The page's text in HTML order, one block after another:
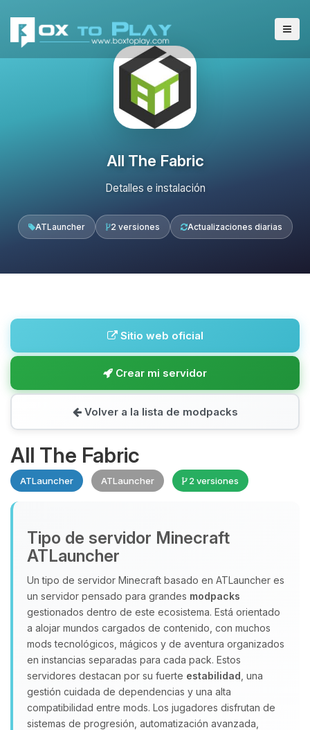
All The Fabric
Detalles e instalación
ATLauncher 2 versiones Actualizaciones diarias
Sitio web oficial
Crear mi servidor
Volver a la lista de modpacks
All The Fabric
ATLauncher ATLauncher 2 versiones
Tipo de servidor Minecraft
ATLauncher
Un tipo de servidor Minecraft basado en ATLauncher es
un servidor pensado para grandes modpacks
gestionados dentro de este ecosistema. Está orientado
a alojar mundos cargados de contenido, con muchos
mods tecnológicos, mágicos y de aventura organizados
en instancias separadas para cada pack. Estos
servidores destacan por su fuerte estabilidad , una
gestión cuidada de dependencias y una alta
compatibilidad entre mods. Los jugadores disfrutan de
sistemas de progresión, automatización avanzada,
Yupi, por fin alguien con quien
hablar! Soy Choupy, tu pequeno
asistente de BoxToPlay. Cuentame
que necesitas y moveré mis
pequenos circuitos para ayudarte.
08/08/2026 15:12